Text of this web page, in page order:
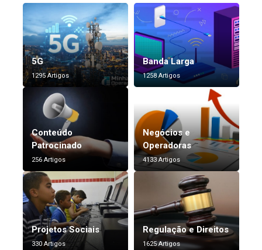
5G
1295 Artigos
Banda Larga
1258 Artigos
Conteúdo
Patrocinado
256 Artigos
Negócios e
Operadoras
4133 Artigos
Projetos Sociais
330 Artigos
Regulação e Direitos
1625 Artigos